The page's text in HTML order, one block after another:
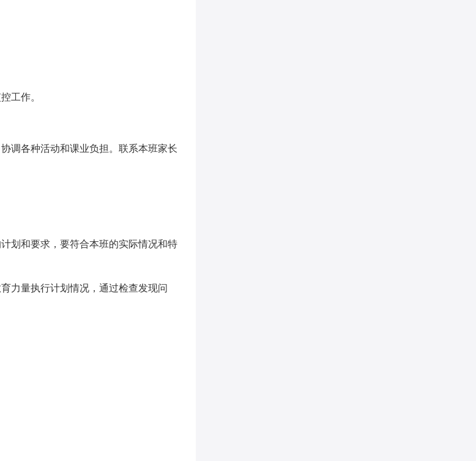
工作。
各种活动和课业负担。联系本班家长
和要求，要符合本班的实际情况和特
量执行计划情况，通过检查发现问